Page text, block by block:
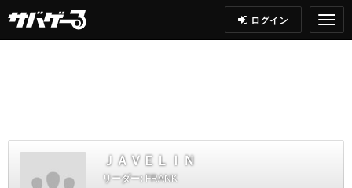
ログイン
ＪＡＶＥＬＩＮ
リーダー: FRANK